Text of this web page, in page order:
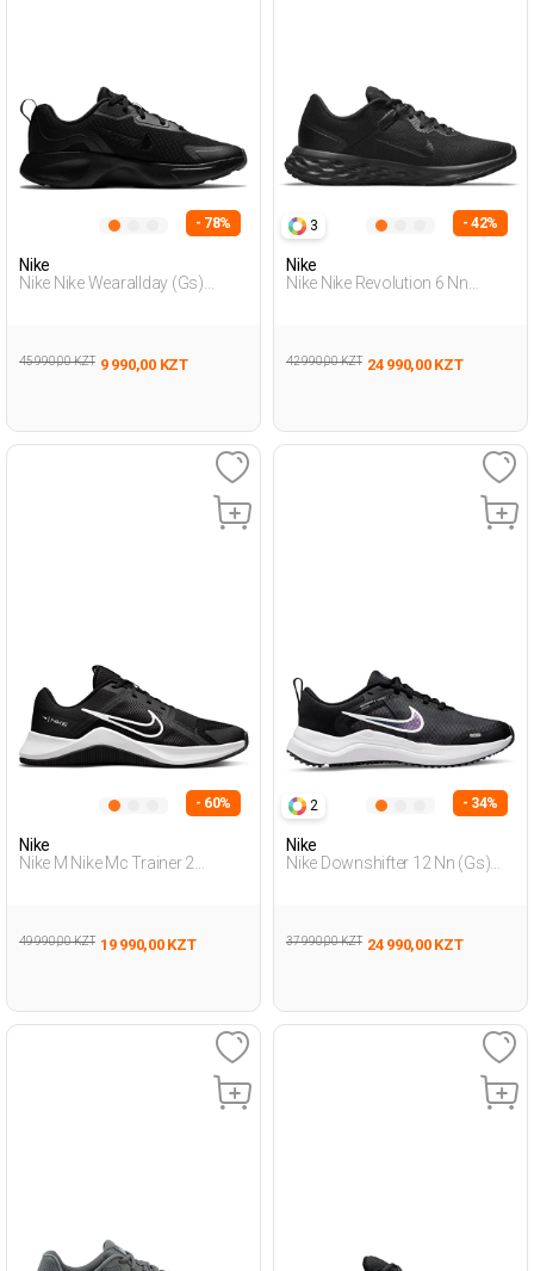
- 78%
Nike
Nike Nike Wearallday (Gs)
45 990,00 KZT 9 990,00 KZT
3 - 42%
Nike
Nike Nike Revolution 6 Nn
42 990,00 KZT 24 990,00 KZT
- 60%
Nike
Nike M Nike Mc Trainer 2
49 990,00 KZT 19 990,00 KZT
2 - 34%
Nike
Nike Downshifter 12 Nn (Gs)
37 990,00 KZT 24 990,00 KZT